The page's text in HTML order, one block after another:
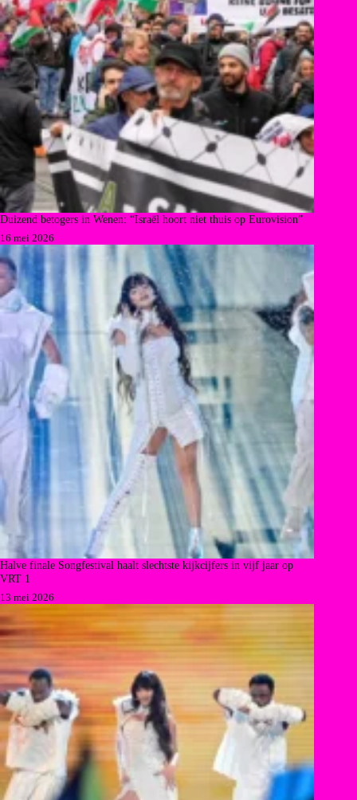
Duizend betogers in Wenen: “Israël hoort niet thuis op Eurovision”
16 mei 2026
Halve finale Songfestival haalt slechtste kijkcijfers in vijf jaar op
VRT 1
13 mei 2026